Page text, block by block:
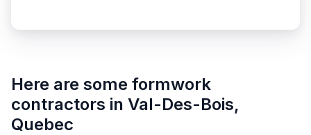
Here are some formwork
contractors in Val-Des-Bois,
Quebec